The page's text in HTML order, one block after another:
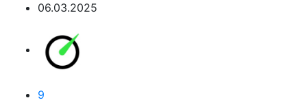
06.03.2025
9